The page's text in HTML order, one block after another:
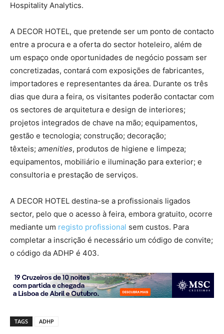
Hospitality Analytics.
A DECOR HOTEL, que pretende ser um ponto de contacto
entre a procura e a oferta do sector hoteleiro, além de
um espaço onde oportunidades de negócio possam ser
concretizadas, contará com exposições de fabricantes,
importadores e representantes da área. Durante os três
dias que dura a feira, os visitantes poderão contactar com
os sectores de arquitetura e design de interiores;
projetos integrados de chave na mão; equipamentos,
gestão e tecnologia; construção; decoração;
têxteis; amenities, produtos de higiene e limpeza;
equipamentos, mobiliário e iluminação para exterior; e
consultoria e prestação de serviços.
A DECOR HOTEL destina-se a profissionais ligados
sector, pelo que o acesso à feira, embora gratuito, ocorre
mediante um registo profissional sem custos. Para
completar a inscrição é necessário um código de convite;
o código da ADHP é 403.
TAGS ADHP